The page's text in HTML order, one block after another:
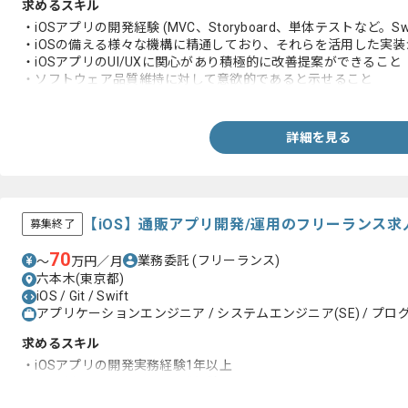
求めるスキル
・iOSアプリの開発経験 (MVC、Storyboard、単体テストなど。
・iOSの備える様々な機構に精通しており、それらを活用した実
・iOSアプリのUI/UXに関心があり積極的に改善提案ができること
・ソフトウェア品質維持に対して意欲的であると示せること
詳細を見る
募集終了 【iOS】通販アプリ開発/運用のフリーランス求
〜70万円／月 業務委託(フリーランス)
六本木(東京都)
iOS / Git / Swift
アプリケーションエンジニア / システムエンジニア(SE) / プロ
求めるスキル
・iOSアプリの開発実務経験1年以上